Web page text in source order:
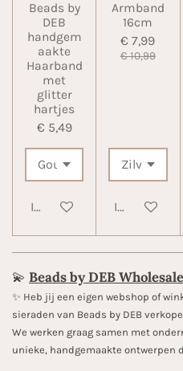
Beads by
DEB
handgem
aakte
Haarband
met
glitter
hartjes
€ 5,49
In winkelwagen
Armband
16cm
€ 7,99
€ 10,99
In
💫 Beads by DEB Wholesale
✨️ Heb jij een eigen webshop of
sieraden van Beads by DEB
We werken graag samen met
unieke, handgemaakte ontwerpen